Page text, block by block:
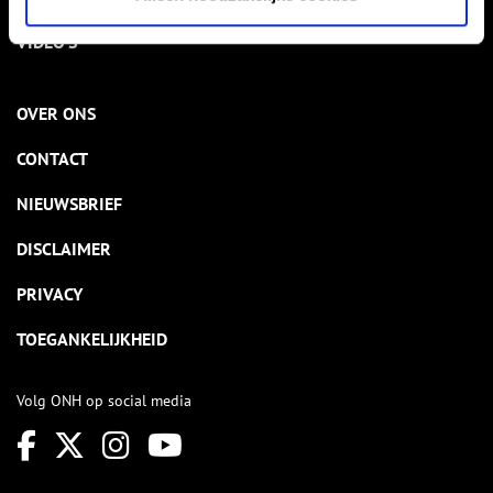
VIDEO’S
OVER ONS
CONTACT
NIEUWSBRIEF
DISCLAIMER
PRIVACY
TOEGANKELIJKHEID
Volg ONH op social media